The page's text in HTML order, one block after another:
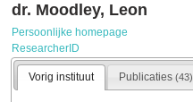
dr. Moodley, Leon
Persoonlijke homepage
ResearcherID
Vorig instituut Publicaties(43)